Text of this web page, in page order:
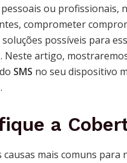
ou profissionais,
comprometer
possíveis para
Neste artigo,
SMS no seu dispositivo
a
causas mais comuns